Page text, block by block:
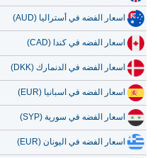
اسعار الفضه في أستراليا (AUD)
اسعار الفضه في كندا (CAD)
اسعار الفضه في الدنمارك (DKK)
اسعار الفضه في اسبانيا (EUR)
اسعار الفضه في سورية (SYP)
اسعار الفضه في اليونان (EUR)